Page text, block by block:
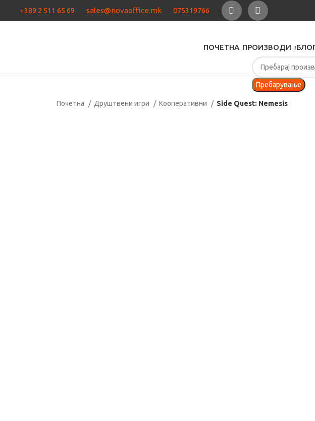
+389 2 511 65 69 sales@novaoffice.mk 075319766
ПОЧЕТНА ПРОИЗВОДИ
Пребарување
Почетна Друштвени игри Кооперативни Side Quest: Nemesis